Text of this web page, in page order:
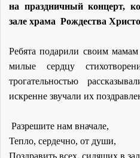
на праздничный концерт,
зале храма Рождества
Ребята подарили своим
милые сердцу
трогательностью
искренне звучали их
Разрешите нам вначале,
Тепло, сердечно, от души,
Поздравить всех, сидящих в